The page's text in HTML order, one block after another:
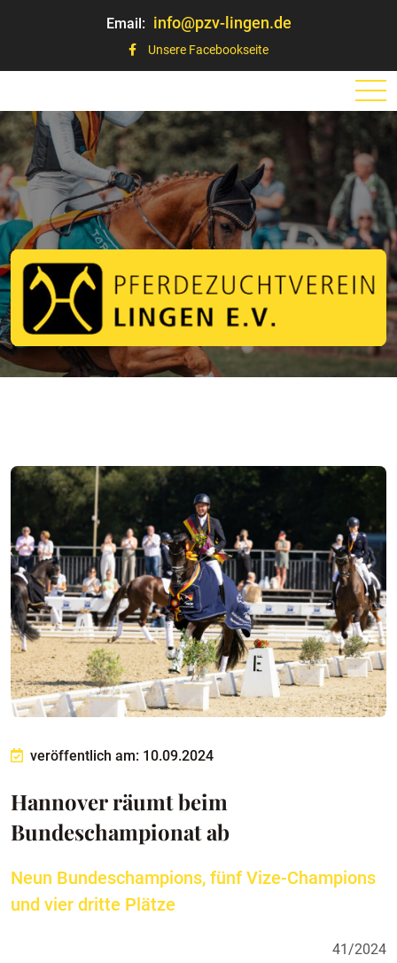
Email: info@pzv-lingen.de
Unsere Facebookseite
veröffentlich am: 10.09.2024
Hannover räumt beim
Bundeschampionat ab
Neun Bundeschampions, fünf Vize-Champions
und vier dritte Plätze
41/2024